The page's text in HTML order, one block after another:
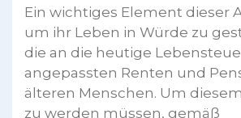
Ein wichtiges Element dieser
um ihr Leben in Würde zu
die an die heutige
angepassten Renten und
älteren Menschen. Um
zu werden müssen, gemäß